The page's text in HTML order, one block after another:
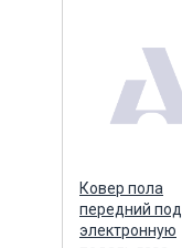
Ковер пола
передний под
электронную